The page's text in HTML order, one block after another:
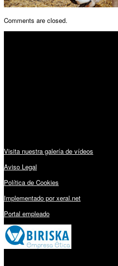
Comments are closed.
Visita nuestra galería de vídeos
Aviso Legal
Política de Cookies
Implementado por xeral.net
Portal empleado